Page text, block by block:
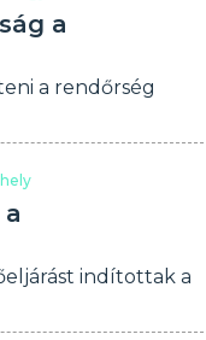
a
a rendőrség
indítottak a